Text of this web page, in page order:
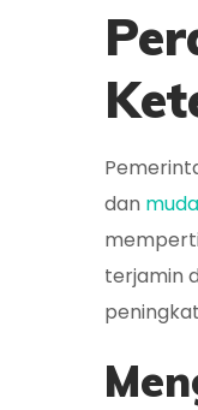
dan
terjamin